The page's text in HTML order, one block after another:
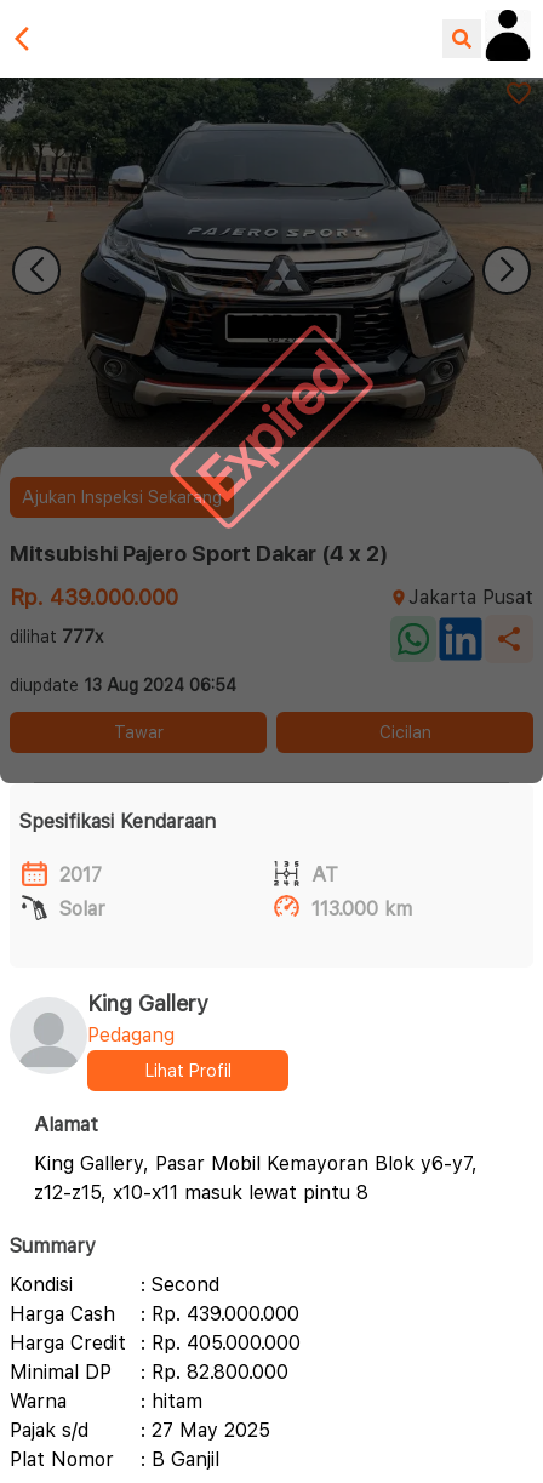
Expired
Ajukan Inspeksi Sekarang
Mitsubishi Pajero Sport Dakar (4 x 2)
Rp. 439.000.000
Jakarta Pusat
dilihat 777x
diupdate 13 Aug 2024 06:54
Tawar Cicilan
Spesifikasi Kendaraan
2017
AT
Solar
113.000 km
King Gallery
Pedagang
Lihat Profil
Alamat
King Gallery, Pasar Mobil Kemayoran Blok y6-y7,
z12-z15, x10-x11 masuk lewat pintu 8
Summary
Kondisi
: Second
Harga Cash
: Rp. 439.000.000
Harga Credit
: Rp. 405.000.000
Minimal DP
: Rp. 82.800.000
Warna
: hitam
Pajak s/d
: 27 May 2025
Plat Nomor
: B Ganjil